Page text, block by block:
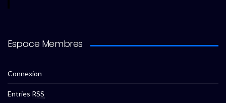
Espace Membres
Connexion
Entries RSS